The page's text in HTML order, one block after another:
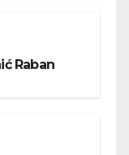
Raban